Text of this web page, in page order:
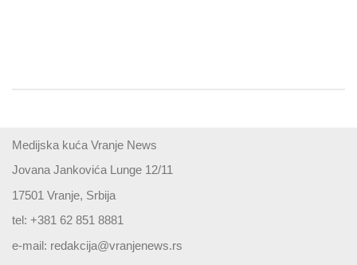
Medijska kuća Vranje News
Jovana Jankovića Lunge 12/11
17501 Vranje, Srbija
tel: +381 62 851 8881
e-mail: redakcija@vranjenews.rs